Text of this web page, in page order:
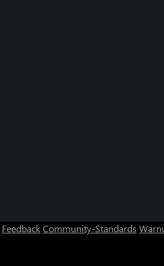
FeedbackCommunity-Standards